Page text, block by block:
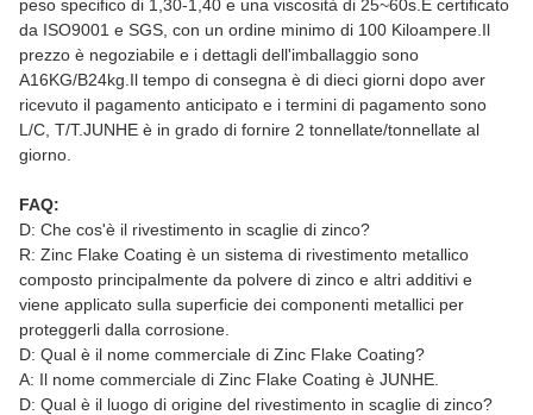
peso specifico di 1,30-1,40 e una viscosità di 25~60s.È certificato
da ISO9001 e SGS, con un ordine minimo di 100 Kiloampere.Il
prezzo è negoziabile e i dettagli dell'imballaggio sono
A16KG/B24kg.Il tempo di consegna è di dieci giorni dopo aver
ricevuto il pagamento anticipato e i termini di pagamento sono
L/C, T/T.JUNHE è in grado di fornire 2 tonnellate/tonnellate al
giorno.
FAQ:
D: Che cos'è il rivestimento in scaglie di zinco?
R: Zinc Flake Coating è un sistema di rivestimento metallico
composto principalmente da polvere di zinco e altri additivi e
viene applicato sulla superficie dei componenti metallici per
proteggerli dalla corrosione.
D: Qual è il nome commerciale di Zinc Flake Coating?
A: Il nome commerciale di Zinc Flake Coating è JUNHE.
D: Qual è il luogo di origine del rivestimento in scaglie di zinco?